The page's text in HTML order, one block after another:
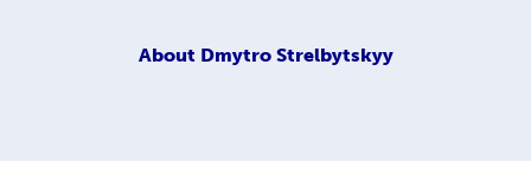
About Dmytro Strelbytskyy